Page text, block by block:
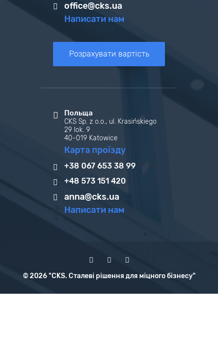
office@cks.ua
Написати нам
Розрахувати вартість
Польща
CKS Sp. z o.o., ul. Krasińskiego
29 lok. 9
40-019 Katowice
Карта проїзду
+38 067 653 38 99
+48 573 151 420
anna@cks.ua
Написати нам
© 2026 "CKS. Сталеві рішення для міцного бізнесу"